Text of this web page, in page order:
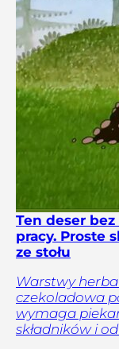
Ten deser
pracy. Proste
ze stołu
Warstwy
czekoladowa
wymaga
składników i